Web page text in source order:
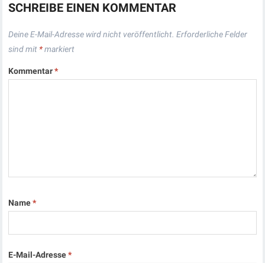
SCHREIBE EINEN KOMMENTAR
Deine E-Mail-Adresse wird nicht veröffentlicht. Erforderliche Felder
sind mit *markiert
Kommentar*
Name*
E-Mail-Adresse*